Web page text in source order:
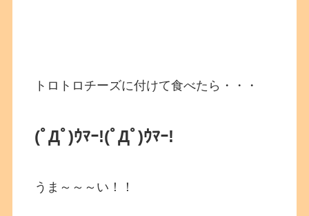
トロトロチーズに付けて食べたら・・・
(ﾟДﾟ)ｳﾏｰ!(ﾟДﾟ)ｳﾏｰ!
うま～～～い！！